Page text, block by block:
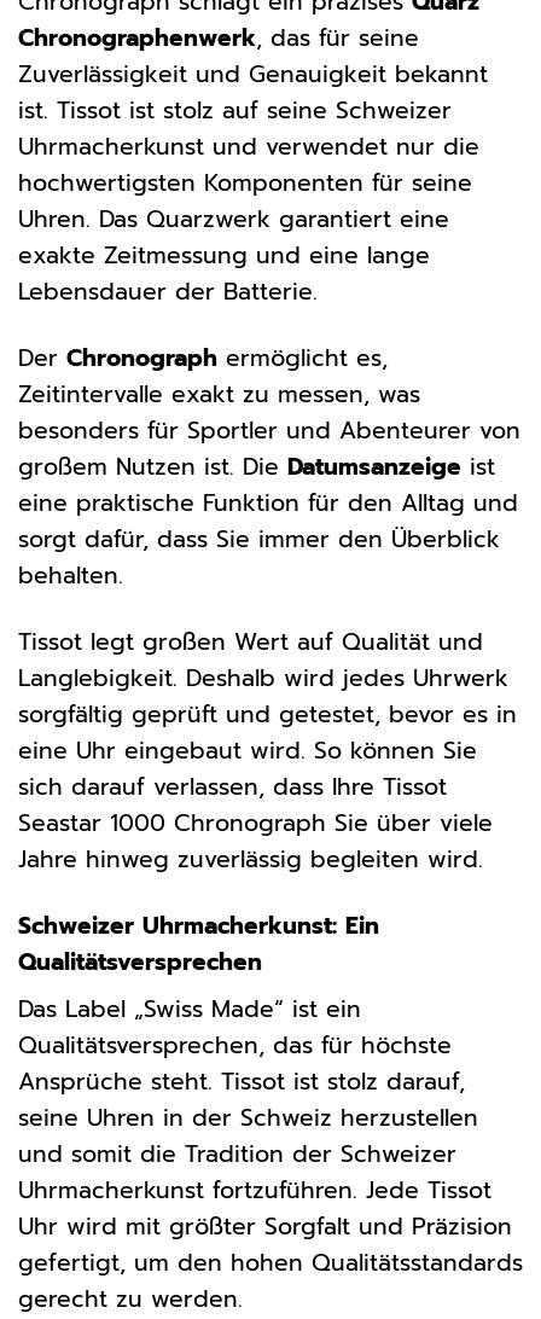
Chronographenwerk, das für seine
Zuverlässigkeit und Genauigkeit bekannt
ist. Tissot ist stolz auf seine Schweizer
Uhrmacherkunst und verwendet nur die
hochwertigsten Komponenten für seine
Uhren. Das Quarzwerk garantiert eine
exakte Zeitmessung und eine lange
Lebensdauer der Batterie.
Der Chronograph ermöglicht es,
Zeitintervalle exakt zu messen, was
besonders für Sportler und Abenteurer von
großem Nutzen ist. Die Datumsanzeige ist
eine praktische Funktion für den Alltag und
sorgt dafür, dass Sie immer den Überblick
behalten.
Tissot legt großen Wert auf Qualität und
Langlebigkeit. Deshalb wird jedes Uhrwerk
sorgfältig geprüft und getestet, bevor es in
eine Uhr eingebaut wird. So können Sie
sich darauf verlassen, dass Ihre Tissot
Seastar 1000 Chronograph Sie über viele
Jahre hinweg zuverlässig begleiten wird.
Schweizer Uhrmacherkunst: Ein
Qualitätsversprechen
Das Label „Swiss Made“ ist ein
Qualitätsversprechen, das für höchste
Ansprüche steht. Tissot ist stolz darauf,
seine Uhren in der Schweiz herzustellen
und somit die Tradition der Schweizer
Uhrmacherkunst fortzuführen. Jede Tissot
Uhr wird mit größter Sorgfalt und Präzision
gefertigt, um den hohen Qualitätsstandards
gerecht zu werden.